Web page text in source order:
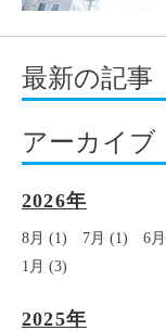
最新の記事
アーカイブ
2026年
8月 (1) 7月 (1) 6
1月 (3)
2025年